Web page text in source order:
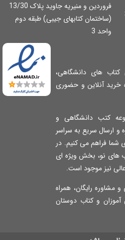
فروردین و منیریه جاوید پلاک 13/30
کتابهای جیبی) طبقه دوم
واحد 3
های دانشگاهی،
آنلاین و حضوری
کتب دانشگاهی و
سریع به سراسر
می کنیم. در
نو، بخش ویژه ای
موجود است.
رایگان، همراه
و کتاب دوستان